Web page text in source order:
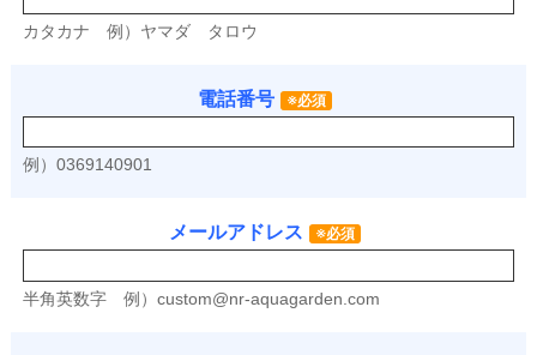
カタカナ 例）ヤマダ タロウ
電話番号 ※必須
例）0369140901
メールアドレス ※必須
半角英数字例） custom@nr-aquagarden.com